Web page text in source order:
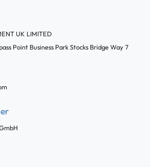
UK LIMITED
Point Business Park Stocks Bridge Way7